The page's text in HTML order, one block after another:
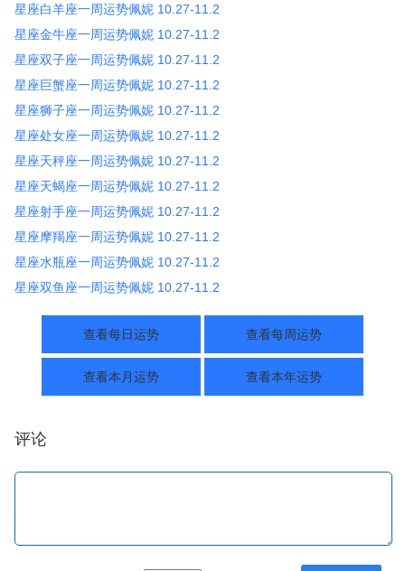
星座白羊座一周运势佩妮 10.27-11.2
星座金牛座一周运势佩妮 10.27-11.2
星座双子座一周运势佩妮 10.27-11.2
星座巨蟹座一周运势佩妮 10.27-11.2
星座狮子座一周运势佩妮 10.27-11.2
星座处女座一周运势佩妮 10.27-11.2
星座天秤座一周运势佩妮 10.27-11.2
星座天蝎座一周运势佩妮 10.27-11.2
星座射手座一周运势佩妮 10.27-11.2
星座摩羯座一周运势佩妮 10.27-11.2
星座水瓶座一周运势佩妮 10.27-11.2
星座双鱼座一周运势佩妮 10.27-11.2
查看每日运势 查看每周运势
查看本月运势 查看本年运势
评论